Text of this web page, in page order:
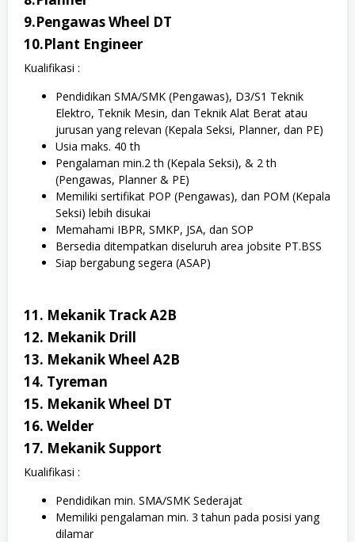
9.Pengawas Wheel DT
10.Plant Engineer
Kualifikasi :
Pendidikan SMA/SMK (Pengawas), D3/S1 Teknik
Elektro, Teknik Mesin, dan Teknik Alat Berat atau
jurusan yang relevan (Kepala Seksi, Planner, dan PE)
Usia maks. 40 th
Pengalaman min.2 th (Kepala Seksi), & 2 th
(Pengawas, Planner & PE)
Memiliki sertifikat POP (Pengawas), dan POM (Kepala
Seksi) lebih disukai
Memahami IBPR, SMKP, JSA, dan SOP
Bersedia ditempatkan diseluruh area jobsite PT.BSS
Siap bergabung segera (ASAP)
11. Mekanik Track A2B
12. Mekanik Drill
13. Mekanik Wheel A2B
14. Tyreman
15. Mekanik Wheel DT
16. Welder
17. Mekanik Support
Kualifikasi :
Pendidikan min. SMA/SMK Sederajat
Memiliki pengalaman min. 3 tahun pada posisi yang
dilamar